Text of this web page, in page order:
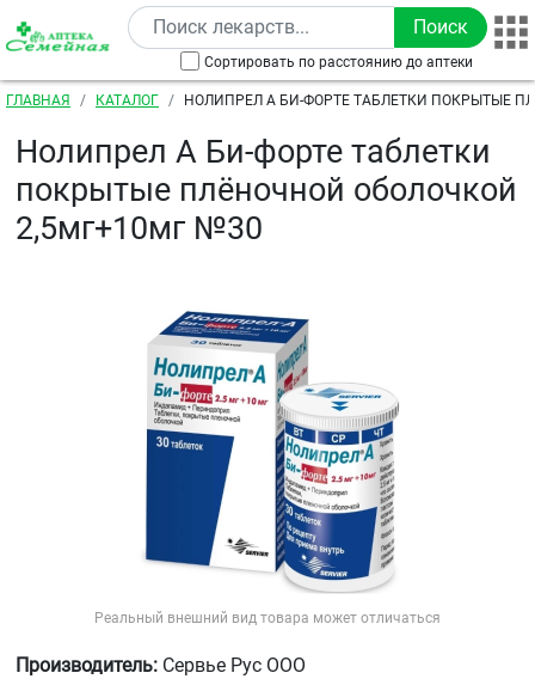
Перейти к основному содержанию
Сортировать по расстоянию до аптеки
Строка навигации
ГЛАВНАЯ КАТАЛОГ
НОЛИПРЕЛ А БИ-ФОРТЕ ТАБЛЕТКИ ПОКРЫТЫЕ
Нолипрел А Би-форте таблетки
покрытые плёночной оболочкой
2,5мг+10мг №30
Реальный внешний вид товара может отличаться
Производитель: Сервье Рус ООО